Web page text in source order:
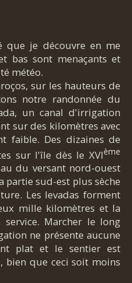
que je découvre en me
bas sont menaçants et
météo.
sur les hauteurs de
notre randonnée du
un canal d'irrigation
sur des kilomètres avec
faible. Des dizaines de
sur l'île dès le XVIème
du versant nord-ouest
partie sud-est plus sèche
Les levadas forment
mille kilomètres et la
Marcher le long
ne présente aucune
plat et le sentier est
bien que ceci soit moins